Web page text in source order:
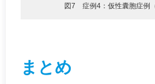
図7 症例4：仮性囊胞症例
まとめ